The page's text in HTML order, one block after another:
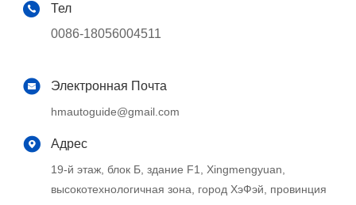
Тел
0086-18056004511
Электронная Почта
hmautoguide@gmail.com
Адрес
19-й этаж, блок Б, здание F1, Xingmengyuan,
высокотехнологичная зона, город ХэФэй, провинция